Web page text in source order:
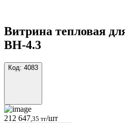
Витрина тепловая
ВН-4.3
Код: 4083
212 647 ,35 тг/шт